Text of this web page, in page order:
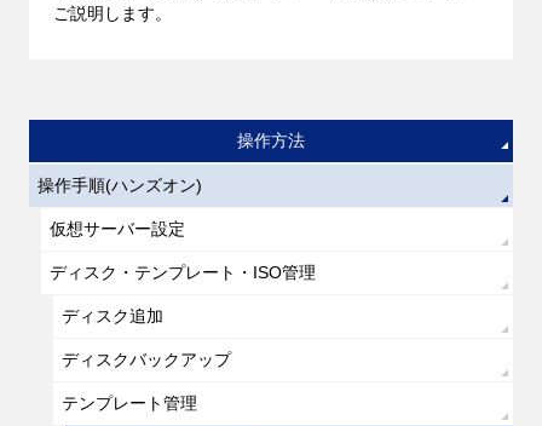
ご説明します。
操作方法
操作手順(ハンズオン)
仮想サーバー設定
ディスク・テンプレート・ISO管理
ディスク追加
ディスクバックアップ
テンプレート管理